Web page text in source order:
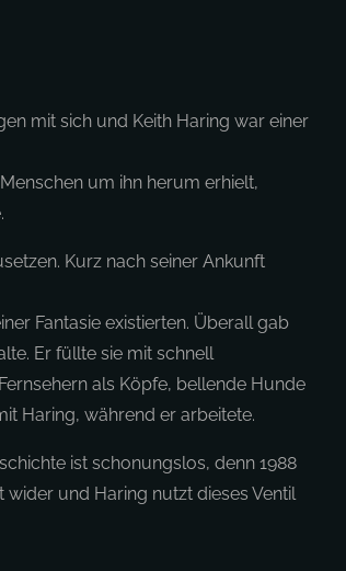
mit sich und Keith Haring war einer
um ihn herum erhielt,
Kurz nach seiner Ankunft
Fantasie existierten. Überall gab
Er füllte sie mit schnell
als Köpfe, bellende Hunde
Haring, während er arbeitete.
ist schonungslos, denn 1988
wider und Haring nutzt dieses Ventil